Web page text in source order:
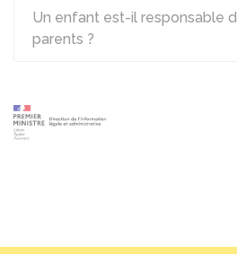
Un enfant est-il responsable
parents ?